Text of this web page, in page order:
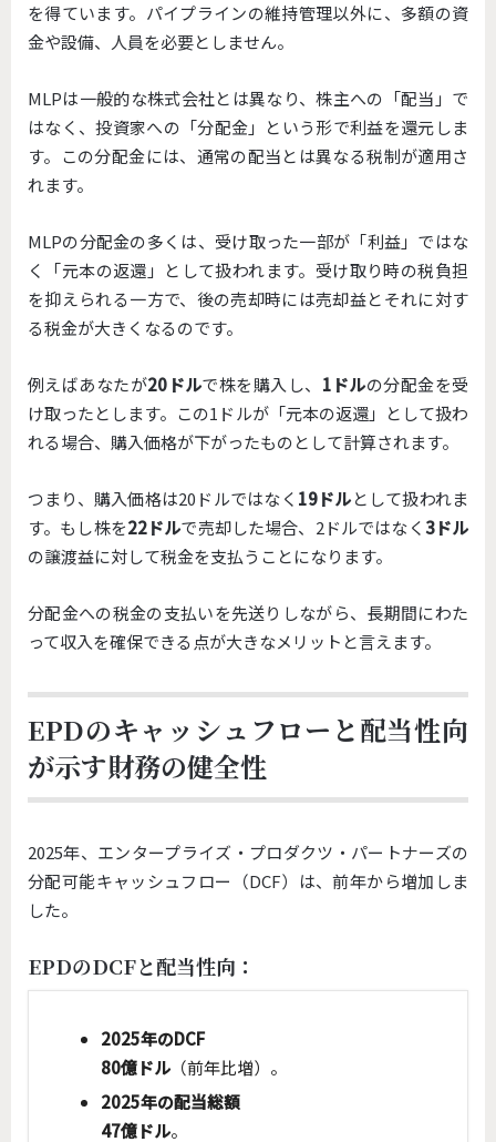
を得ています。パイプラインの維持管理以外に、多額の資
金や設備、人員を必要としません。
MLPは一般的な株式会社とは異なり、株主への「配当」で
はなく、投資家への「分配金」という形で利益を還元しま
す。この分配金には、通常の配当とは異なる税制が適用さ
れます。
MLPの分配金の多くは、受け取った一部が「利益」ではな
く「元本の返還」として扱われます。受け取り時の税負担
を抑えられる一方で、後の売却時には売却益とそれに対す
る税金が大きくなるのです。
例えばあなたが20ドルで株を購入し、 1ドルの分配金を受
け取ったとします。この1ドルが「元本の返還」として扱わ
れる場合、購入価格が下がったものとして計算されます。
つまり、購入価格は20ドルではなく 19ドルとして扱われま
す。もし株を22ドルで売却した場合、2ドルではなく 3ドル
の譲渡益に対して税金を支払うことになります。
分配金への税金の支払いを先送りしながら、長期間にわた
って収入を確保できる点が大きなメリットと言えます。
EPDのキャッシュフローと配当性向
が示す財務の健全性
2025年、エンタープライズ・プロダクツ・パートナーズの
分配可能キャッシュフロー（DCF）は、前年から増加しま
した。
EPDのDCFと配当性向：
2025年のDCF
80億ドル （前年比増）。
2025年の配当総額
47億ドル。